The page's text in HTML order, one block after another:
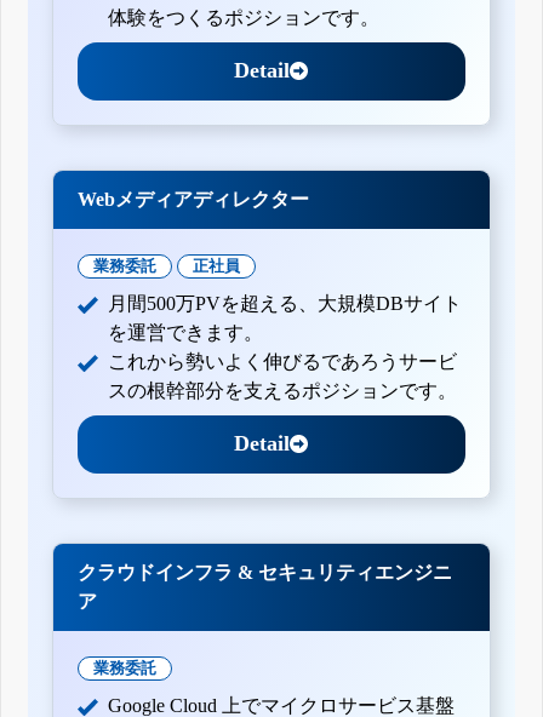
体験をつくるポジションです。
Detail
Webメディアディレクター
業務委託 正社員
月間500万PVを超える、大規模DBサイト
を運営できます。
これから勢いよく伸びるであろうサービ
スの根幹部分を支えるポジションです。
Detail
クラウドインフラ & セキュリティエンジニ
ア
業務委託
Google Cloud 上でマイクロサービス基盤